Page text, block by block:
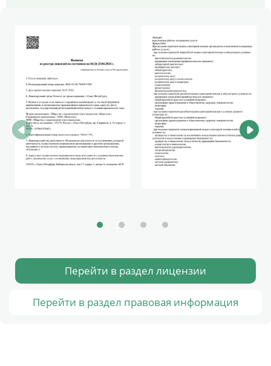
Перейти в раздел лицензии
Перейти в раздел правовая информация